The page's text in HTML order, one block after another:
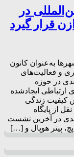
در
قرار گیرد
به‌عنوان کانون
و فعالیت‌های
در حوزه
ایجادشده
کیفیت زندگی
از پایگاه
در آخرین نشست
پیتر هوپال و […]